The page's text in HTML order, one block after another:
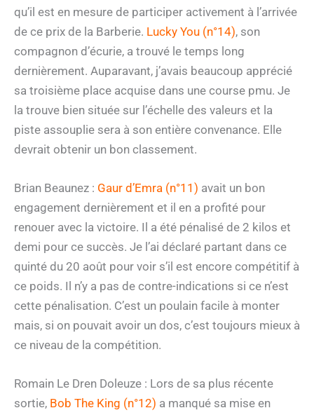
qu’il est en mesure de participer activement à l’arrivée
de ce prix de la Barberie. Lucky You (n°14), son
compagnon d’écurie, a trouvé le temps long
dernièrement. Auparavant, j’avais beaucoup apprécié
sa troisième place acquise dans une course pmu. Je
la trouve bien située sur l’échelle des valeurs et la
piste assouplie sera à son entière convenance. Elle
devrait obtenir un bon classement.
Brian Beaunez : Gaur d’Emra (n°11) avait un bon
engagement dernièrement et il en a profité pour
renouer avec la victoire. Il a été pénalisé de 2 kilos et
demi pour ce succès. Je l’ai déclaré partant dans ce
quinté du 20 août pour voir s’il est encore compétitif à
ce poids. Il n’y a pas de contre-indications si ce n’est
cette pénalisation. C’est un poulain facile à monter
mais, si on pouvait avoir un dos, c’est toujours mieux à
ce niveau de la compétition.
Romain Le Dren Doleuze : Lors de sa plus récente
sortie, Bob The King (n°12) a manqué sa mise en